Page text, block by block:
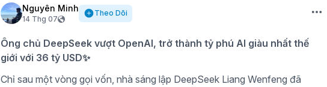
Nguyên Minh
14 Thg 07
Theo Dõi
Ông chủ DeepSeek vượt OpenAI, trở thành tỷ phú AI giàu nhất thế
giới với 36 tỷ USD✨
Chỉ sau một vòng gọi vốn, nhà sáng lập DeepSeek Liang Wenfeng đã